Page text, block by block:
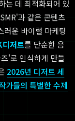
는 데 최적화되어 있
과 같은 콘텐츠
러운 바이럴 마케팅
디저트를 단순한 음
'로 인식하게 만들
2026년 디저트 세
가들의 특별한 수제